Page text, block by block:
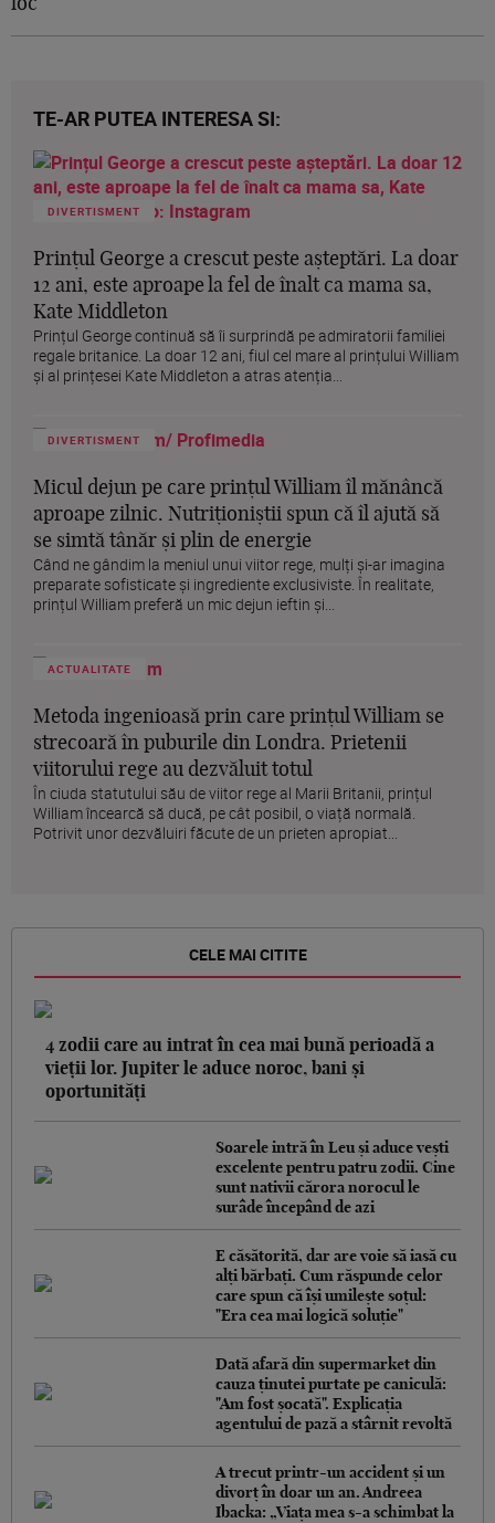
TE-AR PUTEA INTERESA SI:
DIVERTISMENT
Prințul George a crescut peste așteptări. La doar
12 ani, este aproape la fel de înalt ca mama sa,
Kate Middleton
Prințul George continuă să îi surprindă pe admiratorii familiei
regale britanice. La doar 12 ani, fiul cel mare al prințului William
și al prințesei Kate Middleton a atras atenția...
DIVERTISMENT
Micul dejun pe care prințul William îl mănâncă
aproape zilnic. Nutriționiștii spun că îl ajută să
se simtă tânăr și plin de energie
Când ne gândim la meniul unui viitor rege, mulți și-ar imagina
preparate sofisticate și ingrediente exclusiviste. În realitate,
prințul William preferă un mic dejun ieftin și...
ACTUALITATE
Metoda ingenioasă prin care prințul William se
strecoară în puburile din Londra. Prietenii
viitorului rege au dezvăluit totul
În ciuda statutului său de viitor rege al Marii Britanii, prințul
William încearcă să ducă, pe cât posibil, o viață normală.
Potrivit unor dezvăluiri făcute de un prieten apropiat...
CELE MAI CITITE
4 zodii care au intrat în cea mai bună perioadă a
vieții lor. Jupiter le aduce noroc, bani și
oportunități
Soarele intră în Leu și aduce vești
excelente pentru patru zodii. Cine
sunt nativii cărora norocul le
surâde începând de azi
E căsătorită, dar are voie să iasă cu
alți bărbați. Cum răspunde celor
care spun că își umilește soțul:
"Era cea mai logică soluție"
Dată afară din supermarket din
cauza ținutei purtate pe caniculă:
"Am fost șocată". Explicația
agentului de pază a stârnit revoltă
A trecut printr-un accident și un
divorț în doar un an. Andreea
Ibacka: „Viața mea s-a schimbat la